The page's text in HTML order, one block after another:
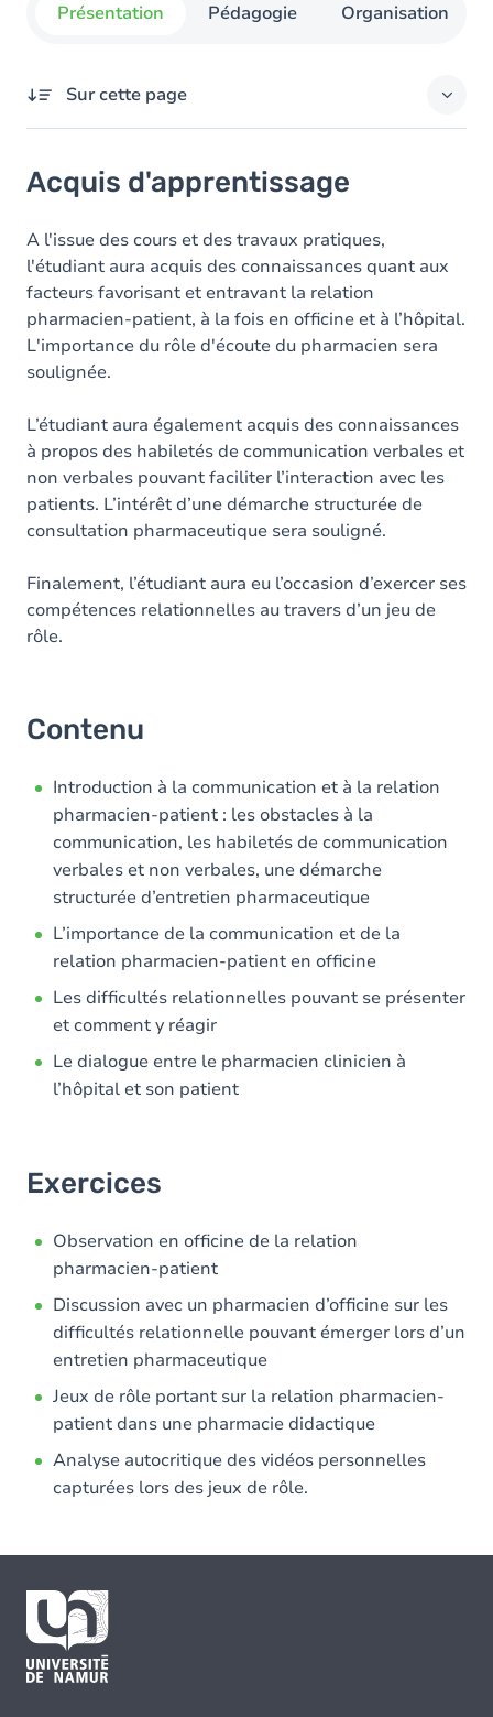
Présentation Pédagogie Organisation
Sur cette page
Contenu
Exercices
Acquis d'apprentissage
A l'issue des cours et des travaux pratiques,
l'étudiant aura acquis des connaissances quant aux
facteurs favorisant et entravant la relation
pharmacien-patient, à la fois en officine et à l’hôpital.
L'importance du rôle d'écoute du pharmacien sera
soulignée.
L’étudiant aura également acquis des connaissances
à propos des habiletés de communication verbales et
non verbales pouvant faciliter l’interaction avec les
patients. L’intérêt d’une démarche structurée de
consultation pharmaceutique sera souligné.
Finalement, l’étudiant aura eu l’occasion d’exercer ses
compétences relationnelles au travers d’un jeu de
rôle.
Contenu
Introduction à la communication et à la relation
pharmacien-patient : les obstacles à la
communication, les habiletés de communication
verbales et non verbales, une démarche
structurée d’entretien pharmaceutique
L’importance de la communication et de la
relation pharmacien-patient en officine
Les difficultés relationnelles pouvant se présenter
et comment y réagir
Le dialogue entre le pharmacien clinicien à
l’hôpital et son patient
Exercices
Observation en officine de la relation
pharmacien-patient
Discussion avec un pharmacien d’officine sur les
difficultés relationnelle pouvant émerger lors d’un
entretien pharmaceutique
Jeux de rôle portant sur la relation pharmacien-
patient dans une pharmacie didactique
Analyse autocritique des vidéos personnelles
capturées lors des jeux de rôle.